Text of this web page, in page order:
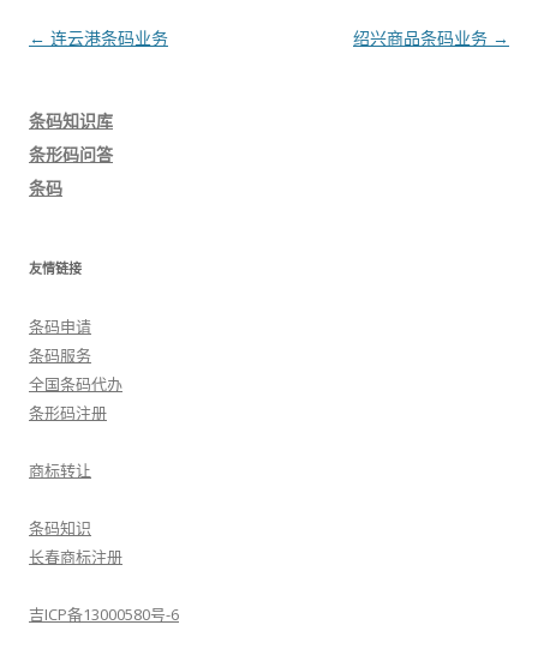
文
← 连云港条码业务 绍兴商品条码业务 →
条码知识库
条形码问答
条码
友情链接
条码申请
条码服务
全国条码代办
条形码注册
商标转让
条码知识
长春商标注册
吉ICP备13000580号-6